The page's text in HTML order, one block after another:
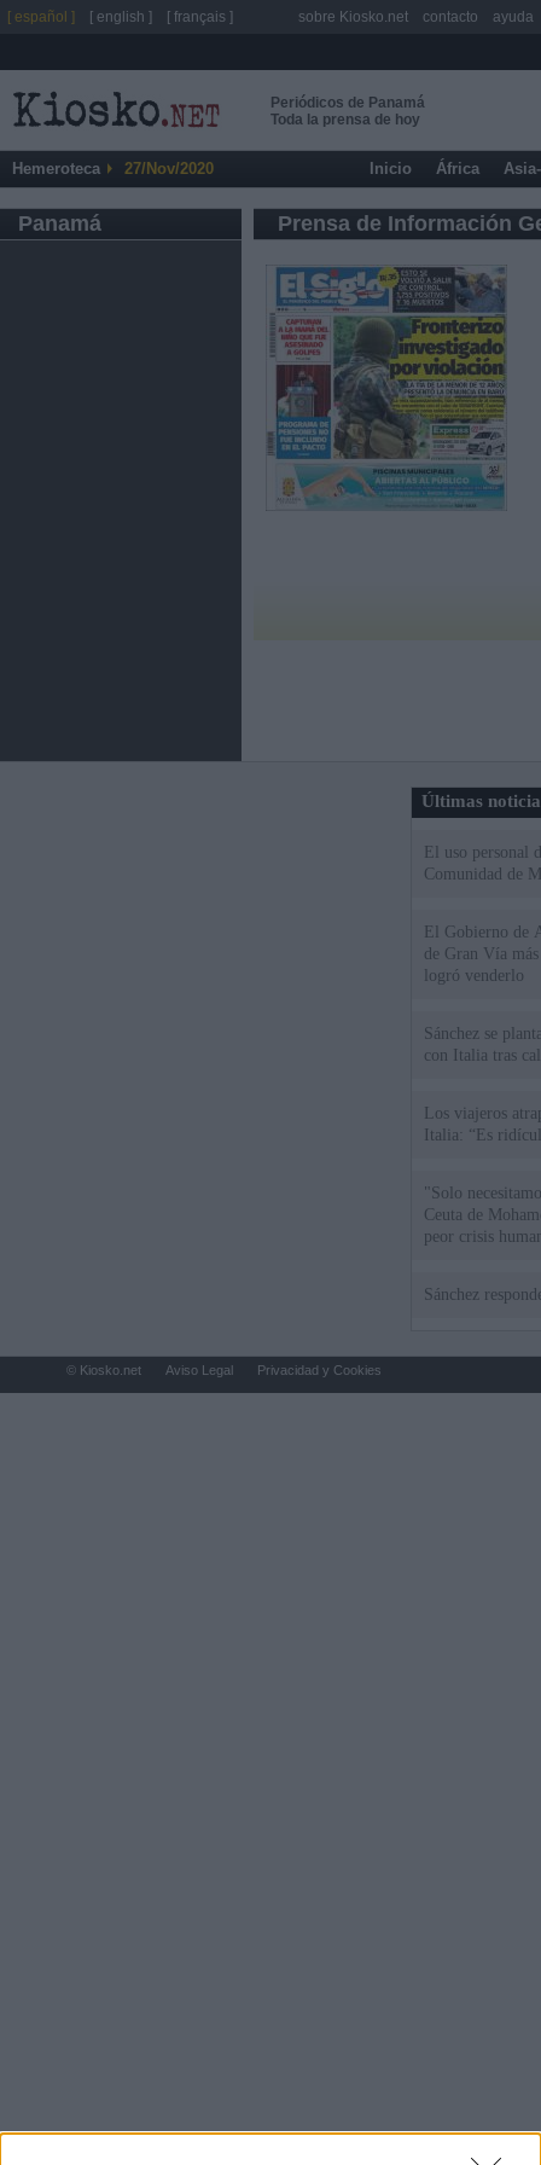
Periódicos de Panamá
Toda la prensa de hoy
Hemeroteca 27/Nov/2020 Inicio África
Panamá Prensa de Información
Últimas
El uso personal
Comunidad de
El Gobierno de
de Gran Vía
logró venderlo
Sánchez se
con Italia tras
Los viajeros
Italia: “Es
"Solo
Ceuta de
peor crisis
Sánchez
[ español ] [ english ] [ français ] sobre Kiosko.net contacto ayuda
© Kiosko.net Aviso Legal Privacidad y Cookies